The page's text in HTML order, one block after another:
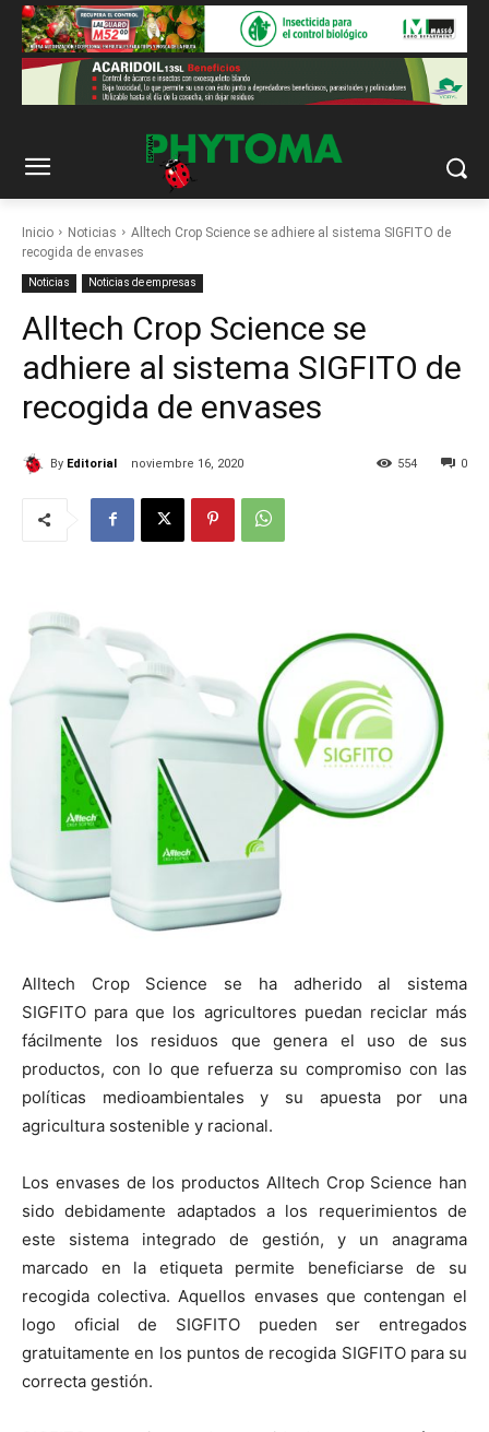
Inicio Noticias
Alltech Crop Science se adhiere al sistema SIGFITO de
recogida de envases
Noticias Noticias de empresas
Alltech Crop Science se
adhiere al sistema SIGFITO de
recogida de envases
By Editorial noviembre 16, 2020 0
554
Alltech Crop Science se ha adherido al sistema
SIGFITO para que los agricultores puedan reciclar más
fácilmente los residuos que genera el uso de sus
productos, con lo que refuerza su compromiso con las
políticas medioambientales y su apuesta por una
agricultura sostenible y racional.
Los envases de los productos Alltech Crop Science han
sido debidamente adaptados a los requerimientos de
este sistema integrado de gestión, y un anagrama
marcado en la etiqueta permite beneficiarse de su
recogida colectiva. Aquellos envases que contengan el
logo oficial de SIGFITO pueden ser entregados
gratuitamente en los puntos de recogida SIGFITO para su
correcta gestión.